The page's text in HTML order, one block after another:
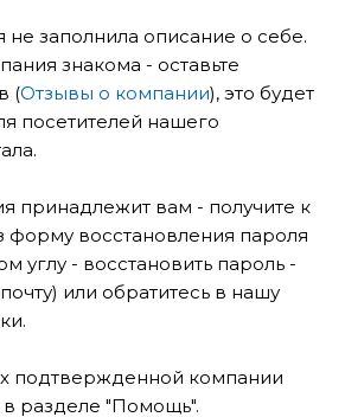
не заполнила описание о себе.
знакома - оставьте
(Отзывы о компании), это будет
посетителей нашего
принадлежит вам - получите к
форму восстановления пароля
углу - восстановить пароль -
или обратитесь в нашу
подтвержденной компании
в разделе "Помощь".